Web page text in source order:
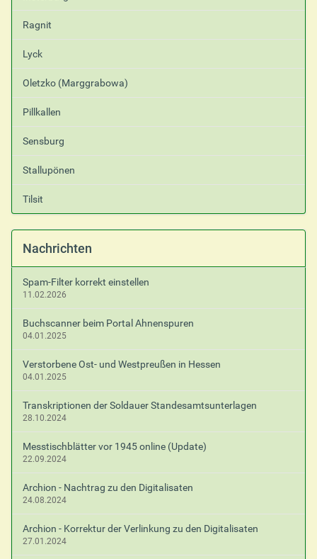
Ragnit
Lyck
Oletzko (Marggrabowa)
Pillkallen
Sensburg
Stallupönen
Tilsit
Nachrichten
Spam-Filter korrekt einstellen
11.02.2026
Buchscanner beim Portal Ahnenspuren
04.01.2025
Verstorbene Ost- und Westpreußen in Hessen
04.01.2025
Transkriptionen der Soldauer Standesamtsunterlagen
28.10.2024
Messtischblätter vor 1945 online (Update)
22.09.2024
Archion - Nachtrag zu den Digitalisaten
24.08.2024
Archion - Korrektur der Verlinkung zu den Digitalisaten
27.01.2024